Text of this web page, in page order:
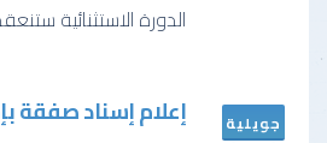
الدورة الاستثنائية
جويلية إعلام إسناد صفقة